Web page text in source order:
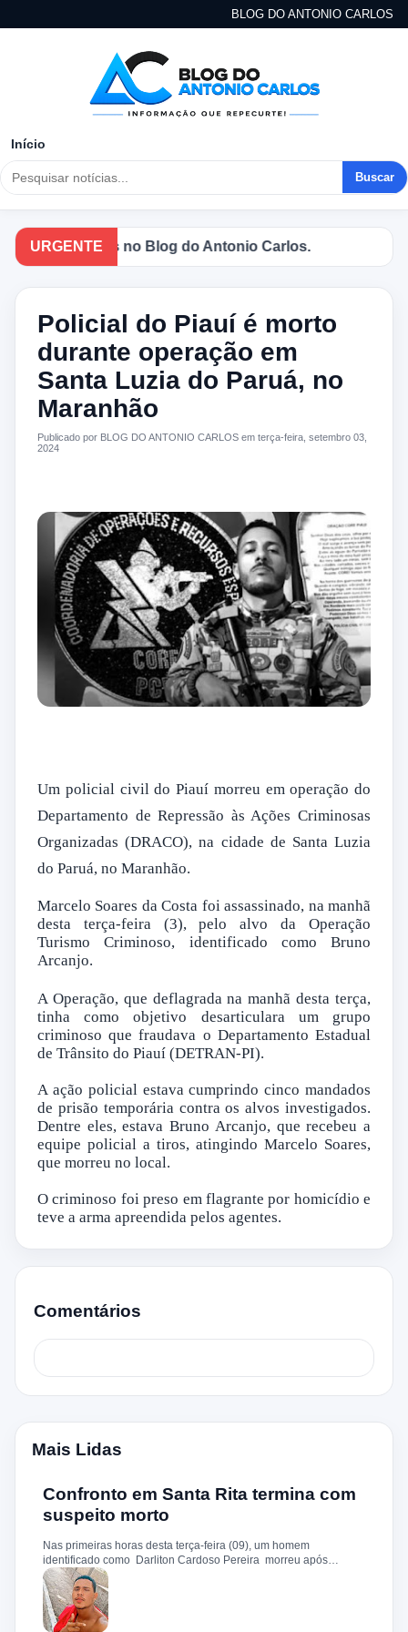
BLOG DO ANTONIO CARLOS
Início
Buscar
URGENTE
notícias no Blog do Antonio Carlos.
Policial do Piauí é morto
durante operação em
Santa Luzia do Paruá, no
Maranhão
Publicado por BLOG DO ANTONIO CARLOS em terça-feira, setembro 03,
2024
Um policial civil do Piauí morreu em operação do
Departamento de Repressão às Ações Criminosas
Organizadas (DRACO), na cidade de Santa Luzia
do Paruá, no Maranhão.
Marcelo Soares da Costa foi assassinado, na manhã
desta terça-feira (3), pelo alvo da Operação
Turismo Criminoso, identificado como Bruno
Arcanjo.
A Operação, que deflagrada na manhã desta terça,
tinha como objetivo desarticulara um grupo
criminoso que fraudava o Departamento Estadual
de Trânsito do Piauí (DETRAN-PI).
A ação policial estava cumprindo cinco mandados
de prisão temporária contra os alvos investigados.
Dentre eles, estava Bruno Arcanjo, que recebeu a
equipe policial a tiros, atingindo Marcelo Soares,
que morreu no local.
O criminoso foi preso em flagrante por homicídio e
teve a arma apreendida pelos agentes.
Comentários
Mais Lidas
Confronto em Santa Rita termina com
suspeito morto
Nas primeiras horas desta terça-feira (09), um homem
identificado como Darliton Cardoso Pereira morreu após
confronto com a Polícia Militar no povoado Timbotiba, zona rural
de Santa Rita. De acordo com a PM, os policiais estavam
cumprindo um mandado de prisão contra Darliton, apontado
como um dos suspeitos pela morte brutal de Leandro Sena ,